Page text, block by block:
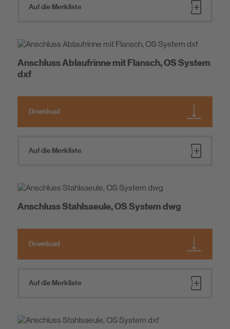
Auf die Merkliste
Anschluss Ablaufrinne mit Flansch, OS System
dxf
Download
Auf die Merkliste
Anschluss Stahlsaeule, OS System dwg
Download
Auf die Merkliste